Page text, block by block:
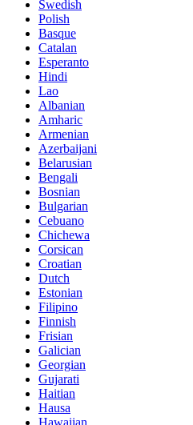
Swedish
Polish
Basque
Catalan
Esperanto
Hindi
Lao
Albanian
Amharic
Armenian
Azerbaijani
Belarusian
Bengali
Bosnian
Bulgarian
Cebuano
Chichewa
Corsican
Croatian
Dutch
Estonian
Filipino
Finnish
Frisian
Galician
Georgian
Gujarati
Haitian
Hausa
Hawaiian